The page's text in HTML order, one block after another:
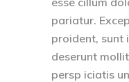
pariatur.
proident, sunt
deserunt
persp iciatis